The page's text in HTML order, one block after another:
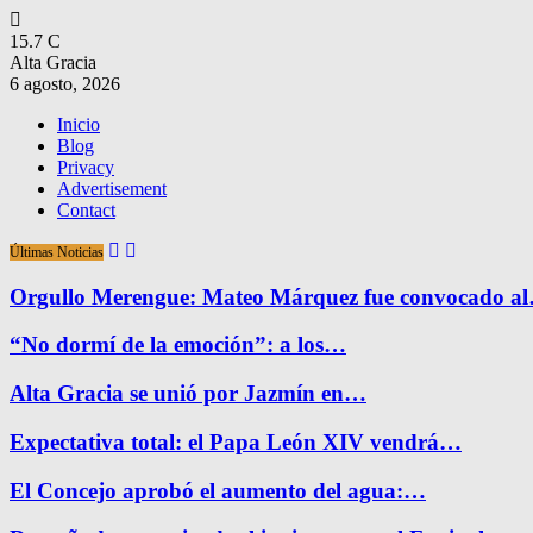
15.7 C
Alta Gracia
6 agosto, 2026
Inicio
Blog
Privacy
Advertisement
Contact
Últimas Noticias
Orgullo Merengue: Mateo Márquez fue convocado
“No dormí de la emoción”: a los…
Alta Gracia se unió por Jazmín en…
Expectativa total: el Papa León XIV vendrá…
El Concejo aprobó el aumento del agua:…